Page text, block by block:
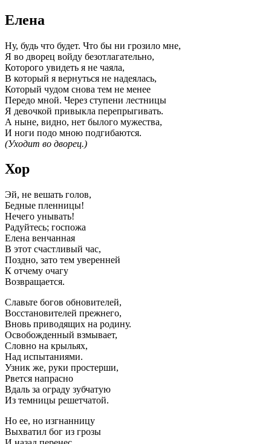
Елена
Ну, будь что будет. Что бы ни грозило мне,
Я во дворец войду безотлагательно,
Которого увидеть я не чаяла,
В который я вернуться не надеялась,
Который чудом снова тем не менее
Передо мной. Через ступени лестницы
Я девочкой привыкла перепрыгивать.
А ныне, видно, нет былого мужества,
И ноги подо мною подгибаются.
(Уходит во дворец.)
Хор
Эй, не вешать голов,
Бедные пленницы!
Нечего унывать!
Радуйтесь; госпожа
Елена венчанная
В этот счастливый час,
Поздно, зато тем уверенней
К отчему очагу
Возвращается.
Славьте богов обновителей,
Восстановителей прежнего,
Вновь приводящих на родину.
Освобожденный взмывает,
Словно на крыльях,
Над испытаниями.
Узник же, руки простерши,
Рвется напрасно
Вдаль за ограду зубчатую
Из темницы решетчатой.
Но ее, но изгнанницу
Выхватил бог из грозы